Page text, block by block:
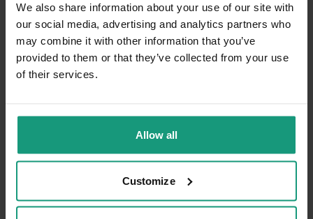
We also share information about your use of our site with
our social media, advertising and analytics partners who
may combine it with other information that you’ve
provided to them or that they’ve collected from your use
of their services.
Allow all
Customize